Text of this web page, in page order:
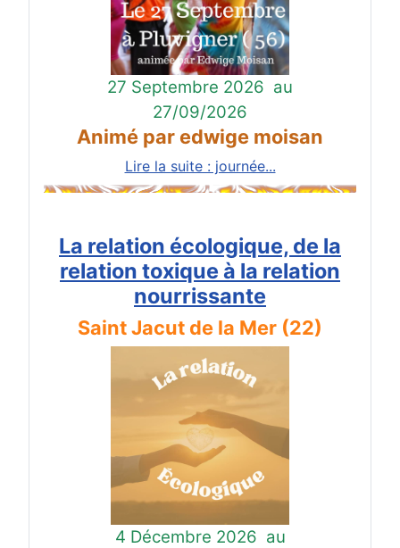
27 Septembre 2026 au
27/09/2026
Animé par edwige moisan
Lire la suite : journée...
La relation écologique, de la
relation toxique à la relation
nourrissante
Saint Jacut de la Mer (22)
4 Décembre 2026 au